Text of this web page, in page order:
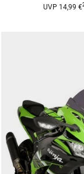
UVP 14,99 €